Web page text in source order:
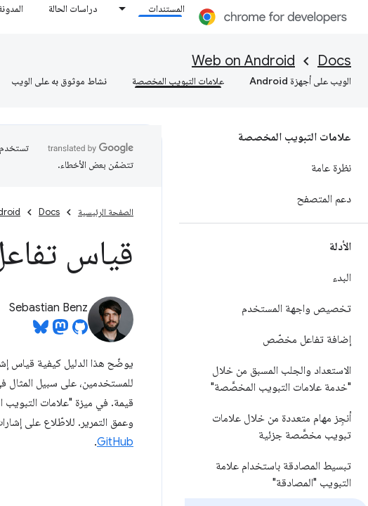
المستندات دراسات الحالة
Docs
Web on Android
الويب على أجهزة Android علامات التبويب المخصصة نشاط موثوق به على الويب
علامات التبويب المخصصة
نظرة عامة
دعم المتصفح
الأدلة
البدء
تخصيص واجهة المستخدم
إضافة تفاعل مخصّص
الاستعداد والجلب المسبق من خلال
"خدمة علامات التبويب المخصَّصة"
أنجِز مهام متعددة من خلال علامات
تبويب مخصَّصة جزئية
تبسيط المصادقة باستخدام علامة
التبويب "المصادقة"
تتضمّن بعض الأخطاء.
الصفحة الرئيسية Docs
قياس
Sebastian Benz
للمستخدمين، على سبيل المثال
قيمة. في ميزة "علامات
وعمق التمرير. للاطّلاع على
GitHub
.